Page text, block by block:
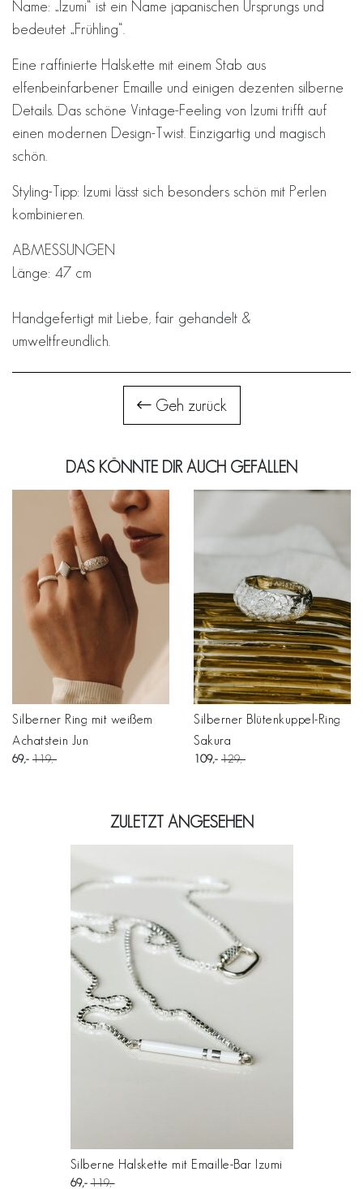
Name: „Izumi“ ist ein Name japanischen Ursprungs und
bedeutet „Frühling“.
Eine raffinierte Halskette mit einem Stab aus
elfenbeinfarbener Emaille und einigen dezenten silberne
Details. Das schöne Vintage-Feeling von Izumi trifft auf
einen modernen Design-Twist. Einzigartig und magisch
schön.
Styling-Tipp: Izumi lässt sich besonders schön mit Perlen
kombinieren.
ABMESSUNGEN
Länge: 47 cm
Handgefertigt mit Liebe, fair gehandelt &
umweltfreundlich.
Geh zurück
DAS KÖNNTE DIR AUCH GEFALLEN
Silberner Ring mit weißem
Achatstein Jun
69 119
Silberner Blütenkuppel-Ring
Sakura
109 129
ZULETZT ANGESEHEN
Silberne Halskette mit Emaille-Bar Izumi
69 119